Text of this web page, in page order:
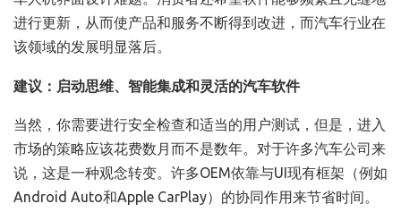
进行更新，从而使产品和服务不断得到改进，而汽车行业在
该领域的发展明显落后。
建议：启动思维、智能集成和灵活的汽车软件
当然，你需要进行安全检查和适当的用户测试，但是，进入
市场的策略应该花费数月而不是数年。对于许多汽车公司来
说，这是一种观念转变。许多OEM依靠与UI现有框架（例如
Android Auto和Apple CarPlay）的协同作用来节省时间。